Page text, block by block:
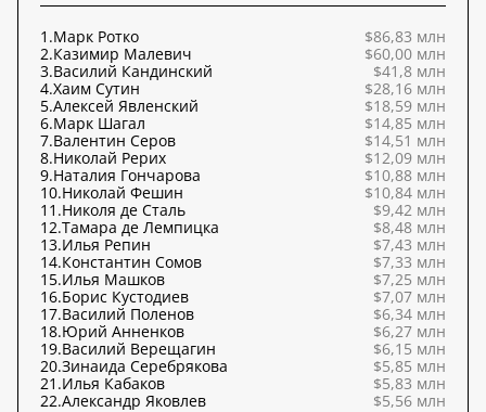
1.Марк Ротко
$86,83 млн
2.Казимир Малевич
$60,00 млн
3.Василий Кандинский
$41,8 млн
4.Хаим Сутин
$28,16 млн
5.Алексей Явленский
$18,59 млн
6.Марк Шагал
$14,85 млн
7.Валентин Серов
$14,51 млн
8.Николай Рерих
$12,09 млн
9.Наталия Гончарова
$10,88 млн
10.Николай Фешин
$10,84 млн
11.Николя де Сталь
$9,42 млн
12.Тамара де Лемпицка
$8,48 млн
13.Илья Репин
$7,43 млн
14.Константин Сомов
$7,33 млн
15.Илья Машков
$7,25 млн
16.Борис Кустодиев
$7,07 млн
17.Василий Поленов
$6,34 млн
18.Юрий Анненков
$6,27 млн
19.Василий Верещагин
$6,15 млн
20.Зинаида Серебрякова
$5,85 млн
21.Илья Кабаков
$5,83 млн
22.Александр Яковлев
$5,56 млн